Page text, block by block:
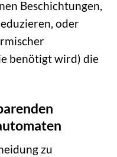
Beschichtungen,
oder
benötigt wird) die
zu